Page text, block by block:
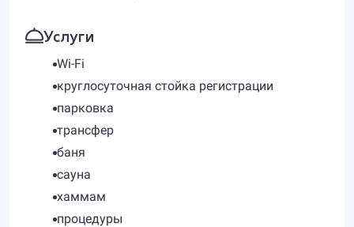
Услуги
Wi-Fi
круглосуточная стойка регистрации
парковка
трансфер
баня
сауна
хаммам
процедуры